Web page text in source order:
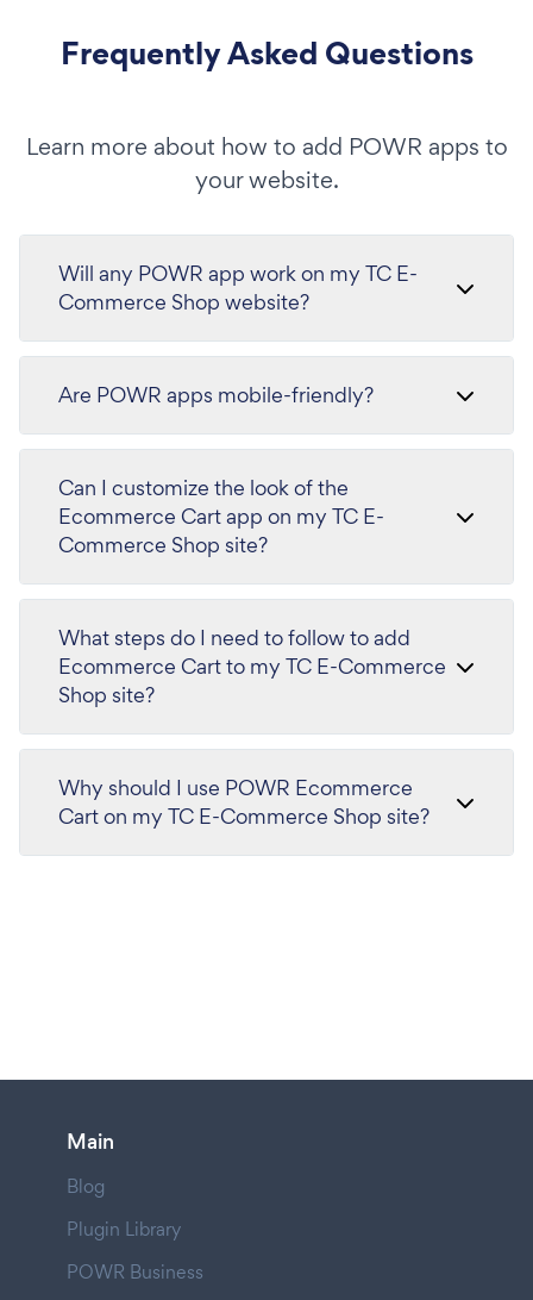
Frequently Asked Questions
Learn more about how to add POWR apps to
your website.
Will any POWR app work on my TC E-
Commerce Shop website?
Are POWR apps mobile-friendly?
Can I customize the look of the
Ecommerce Cart app on my TC E-
Commerce Shop site?
What steps do I need to follow to add
Ecommerce Cart to my TC E-Commerce
Shop site?
Why should I use POWR Ecommerce
Cart on my TC E-Commerce Shop site?
Main
Blog
Plugin Library
POWR Business